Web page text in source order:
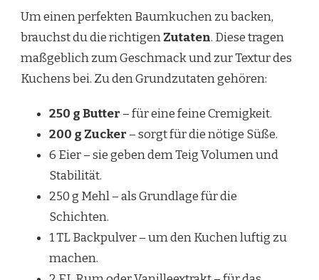
Um einen perfekten Baumkuchen zu backen,
brauchst du die richtigenZutaten. Diese tragen
maßgeblich zum Geschmack und zur Textur des
Kuchens bei. Zu den Grundzutaten gehören:
250 g Butter – für eine feine Cremigkeit.
200 g Zucker – sorgt für die nötige Süße.
6 Eier – sie geben dem Teig Volumen und
Stabilität.
250 g Mehl – als Grundlage für die
Schichten.
1 TL Backpulver – um den Kuchen luftig zu
machen.